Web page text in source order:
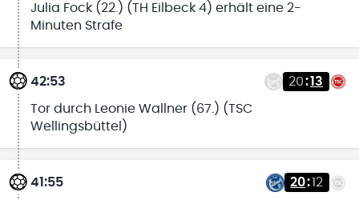
Julia Fock (22.) (TH Eilbeck 4) erhält eine 2-
Minuten Strafe
42:53 20:13
Tor durch Leonie Wallner (67.) (TSC
Wellingsbüttel)
41:55 20:12